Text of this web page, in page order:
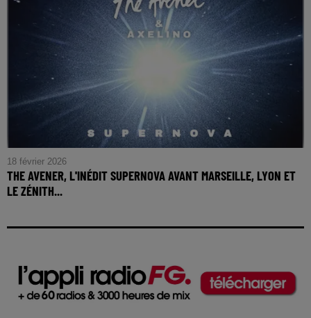
18 février 2026
THE AVENER, L'INÉDIT SUPERNOVA AVANT MARSEILLE, LYON ET
LE ZÉNITH...